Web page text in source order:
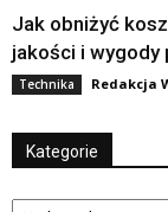
Jak obniżyć
jakości i wygody
Technika Redakcja
Kategorie
Kategorie